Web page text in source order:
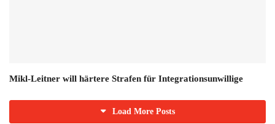
Mikl-Leitner will härtere Strafen für Integrationsunwillige
Load More Posts